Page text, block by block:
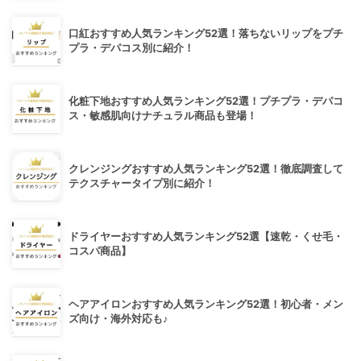
口紅おすすめ人気ランキング52選！落ちないリップをプチ
プラ・デパコス別に紹介！
化粧下地おすすめ人気ランキング52選！プチプラ・デパコ
ス・敏感肌向けナチュラル商品も登場！
クレンジングおすすめ人気ランキング52選！徹底調査して
テクスチャータイプ別に紹介！
ドライヤーおすすめ人気ランキング52選【速乾・くせ毛・
コスパ商品】
ヘアアイロンおすすめ人気ランキング52選！初心者・メン
ズ向け・海外対応も♪